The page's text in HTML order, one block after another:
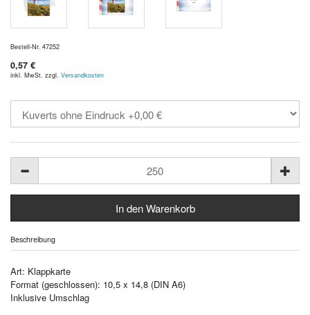
Bestell-Nr. 47252
0,57 €
inkl. MwSt. zzgl. Versandkosten
Beschreibung
Art: Klappkarte
Format (geschlossen): 10,5 x 14,8 (DIN A6)
Inklusive Umschlag